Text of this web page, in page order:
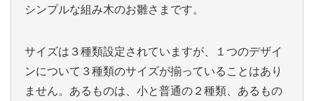
シンプルな組み木のお雛さまです。
サイズは３種類設定されていますが、１つのデザイ
ンについて３種類のサイズが揃っていることはあり
ません。あるものは、小と普通の２種類、あるもの